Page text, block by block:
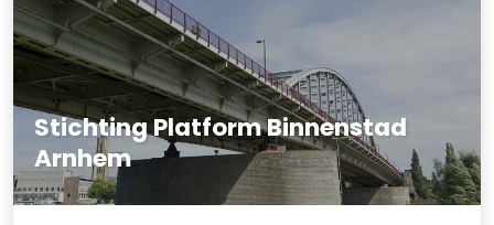
Stichting Platform Binnenstad
Arnhem